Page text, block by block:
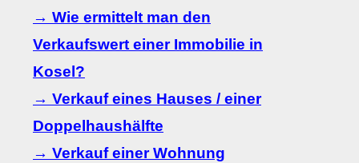
→ Wie ermittelt man den
Verkaufswert einer Immobilie in
Kosel?
→ Verkauf eines Hauses / einer
Doppelhaushälfte
→ Verkauf einer Wohnung